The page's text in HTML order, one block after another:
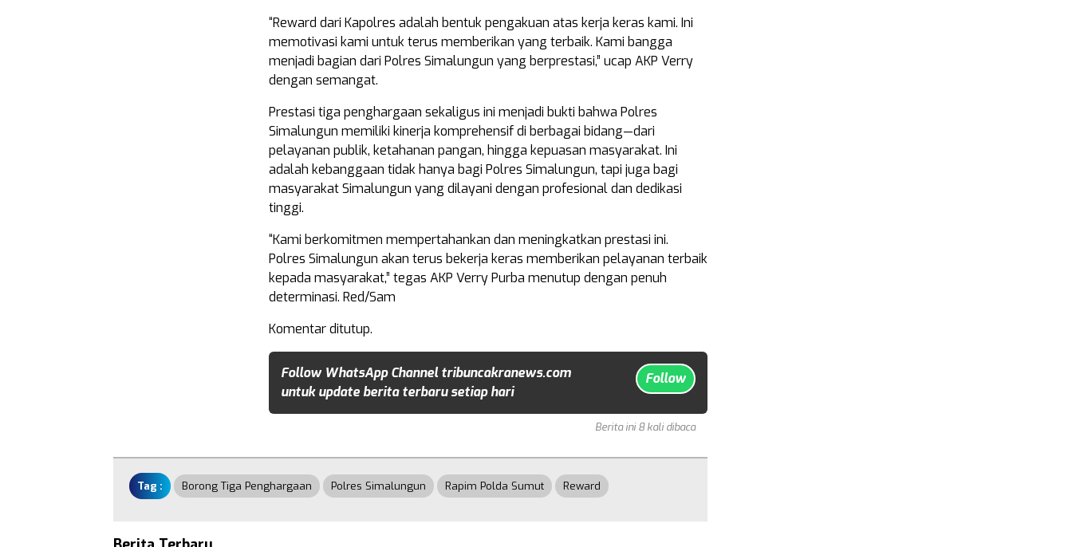
“Reward dari Kapolres adalah bentuk pengakuan atas kerja keras kami. Ini
memotivasi kami untuk terus memberikan yang terbaik. Kami bangga
menjadi bagian dari Polres Simalungun yang berprestasi,” ucap AKP Verry
dengan semangat.
Prestasi tiga penghargaan sekaligus ini menjadi bukti bahwa Polres
Simalungun memiliki kinerja komprehensif di berbagai bidang—dari
pelayanan publik, ketahanan pangan, hingga kepuasan masyarakat. Ini
adalah kebanggaan tidak hanya bagi Polres Simalungun, tapi juga bagi
masyarakat Simalungun yang dilayani dengan profesional dan dedikasi
tinggi.
“Kami berkomitmen mempertahankan dan meningkatkan prestasi ini.
Polres Simalungun akan terus bekerja keras memberikan pelayanan terbaik
kepada masyarakat,” tegas AKP Verry Purba menutup dengan penuh
determinasi. Red/Sam
Komentar ditutup.
Follow WhatsApp Channel tribuncakranews.com
untuk update berita terbaru setiap hari
Follow
Berita ini 8 kali dibaca
Tag : Borong Tiga Penghargaan Polres Simalungun Rapim Polda Sumut Reward